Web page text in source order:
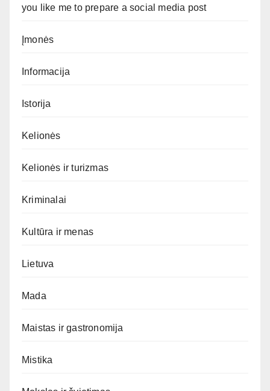
you like me to prepare a social media post
Įmonės
Informacija
Istorija
Kelionės
Kelionės ir turizmas
Kriminalai
Kultūra ir menas
Lietuva
Mada
Maistas ir gastronomija
Mistika